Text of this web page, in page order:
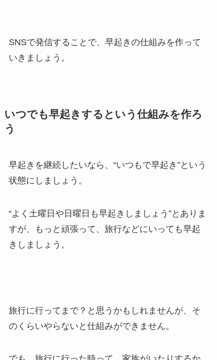
SNSで発信することで、早起きの仕組みを作って
いきましょう。
いつでも早起きするという仕組みを作ろ
う
早起きを継続したいなら、“いつもで早起き”という
状態にしましょう。
“よく土曜日や日曜日も早起きしましょう”とありま
すが、もっと頑張って、旅行などにいっても早起
きしましょう。
旅行に行ってまで？と思うかもしれませんが、そ
のくらいやらないと仕組みができません。